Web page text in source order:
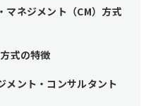
マネジメント（CM）方式
式の特徴
メント・コンサルタント